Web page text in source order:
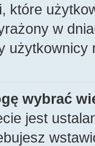
które
w
użytkownicy
wybrać
jest